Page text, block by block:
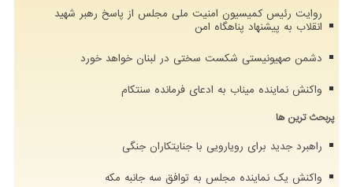
روایت رئیس کمیسیون امنیت ملی مجلس از پاسخ رهبر شهید
انقلاب به پیشنهاد پناهگاه امن
دشمن صهیونیستی شکست سختی در لبنان خواهد خورد
واکنش نماینده میناب به ادعای فرمانده سنتکام
پربحث ترین ها
راهبرد جدید برای رویارویی با جنایتکاران جنگی
واکنش یک نماینده مجلس به توافق سه جانبه مکه